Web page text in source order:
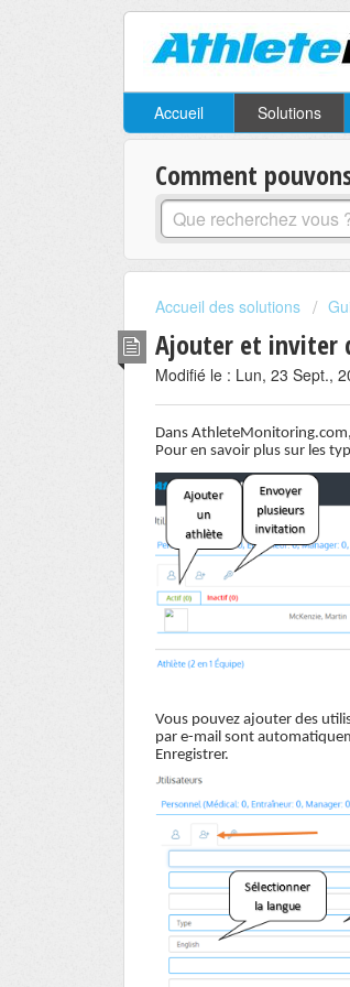
Accueil Solutions
Comment
Accueil des solutions
Ajouter et inviter
Modifié le : Lun, 23 Sept.,
Dans
Pour en savoir plus sur les
Vous pouvez ajouter des
par e-mail sont
Enregistrer.